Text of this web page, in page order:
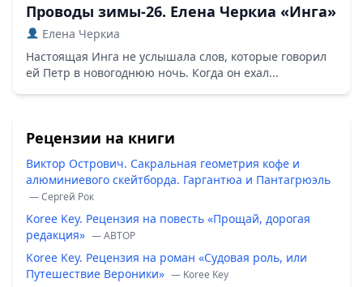
Проводы зимы-26. Елена Черкиа «Инга»
Елена Черкиа
Настоящая Инга не услышала слов, которые говорил
ей Петр в новогоднюю ночь. Когда он ехал...
Рецензии на книги
Виктор Острович. Сакральная геометрия кофе и
алюминиевого скейтборда. Гаргантюа и Пантагрюэль
— Сергей Рок
Koree Key. Рецензия на повесть «Прощай, дорогая
редакция» — ABTOP
Koree Key. Рецензия на роман «Судовая роль, или
Путешествие Вероники» — Koree Key